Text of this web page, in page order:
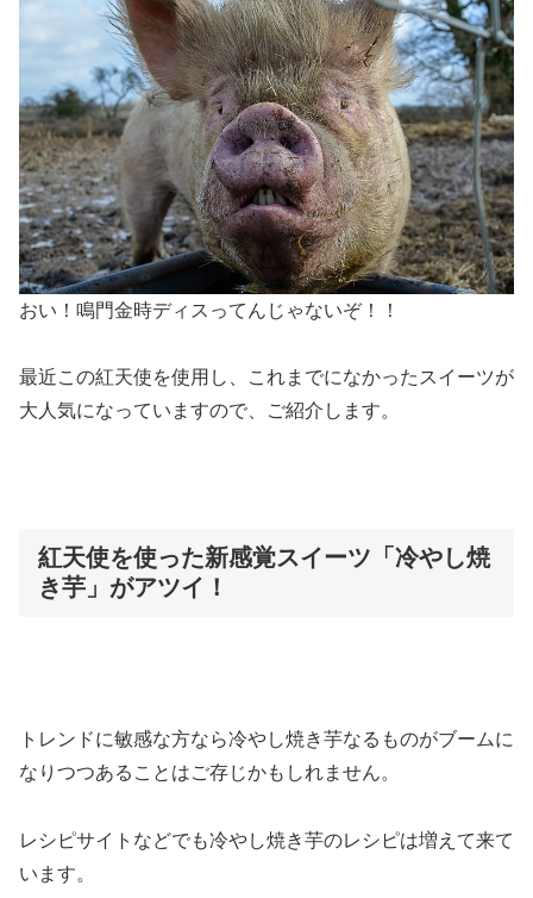
おい！鳴門金時ディスってんじゃないぞ！！
最近この紅天使を使用し、これまでになかったスイーツが
大人気になっていますので、ご紹介します。
紅天使を使った新感覚スイーツ「冷やし焼
き芋」がアツイ！
トレンドに敏感な方なら冷やし焼き芋なるものがブームに
なりつつあることはご存じかもしれません。
レシピサイトなどでも冷やし焼き芋のレシピは増えて来て
います。